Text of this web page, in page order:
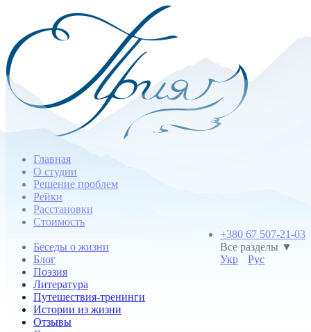
Главная
О студии
Решение проблем
Рейки
Расстановки
Стоимость
+380 67 507-21-03
Все разделы ▼
Укр
Рус
Беседы о жизни
Блог
Поэзия
Литература
Путешествия-тренинги
Истории из жизни
Отзывы